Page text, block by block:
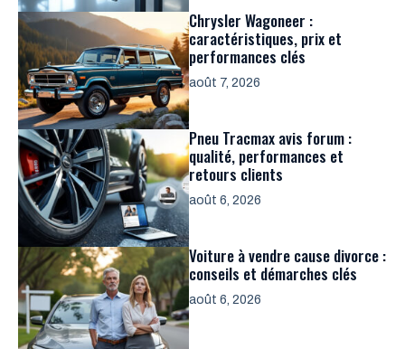
Chrysler Wagoneer :
caractéristiques, prix et
performances clés
août 7, 2026
Pneu Tracmax avis forum :
qualité, performances et
retours clients
août 6, 2026
Voiture à vendre cause divorce :
conseils et démarches clés
août 6, 2026